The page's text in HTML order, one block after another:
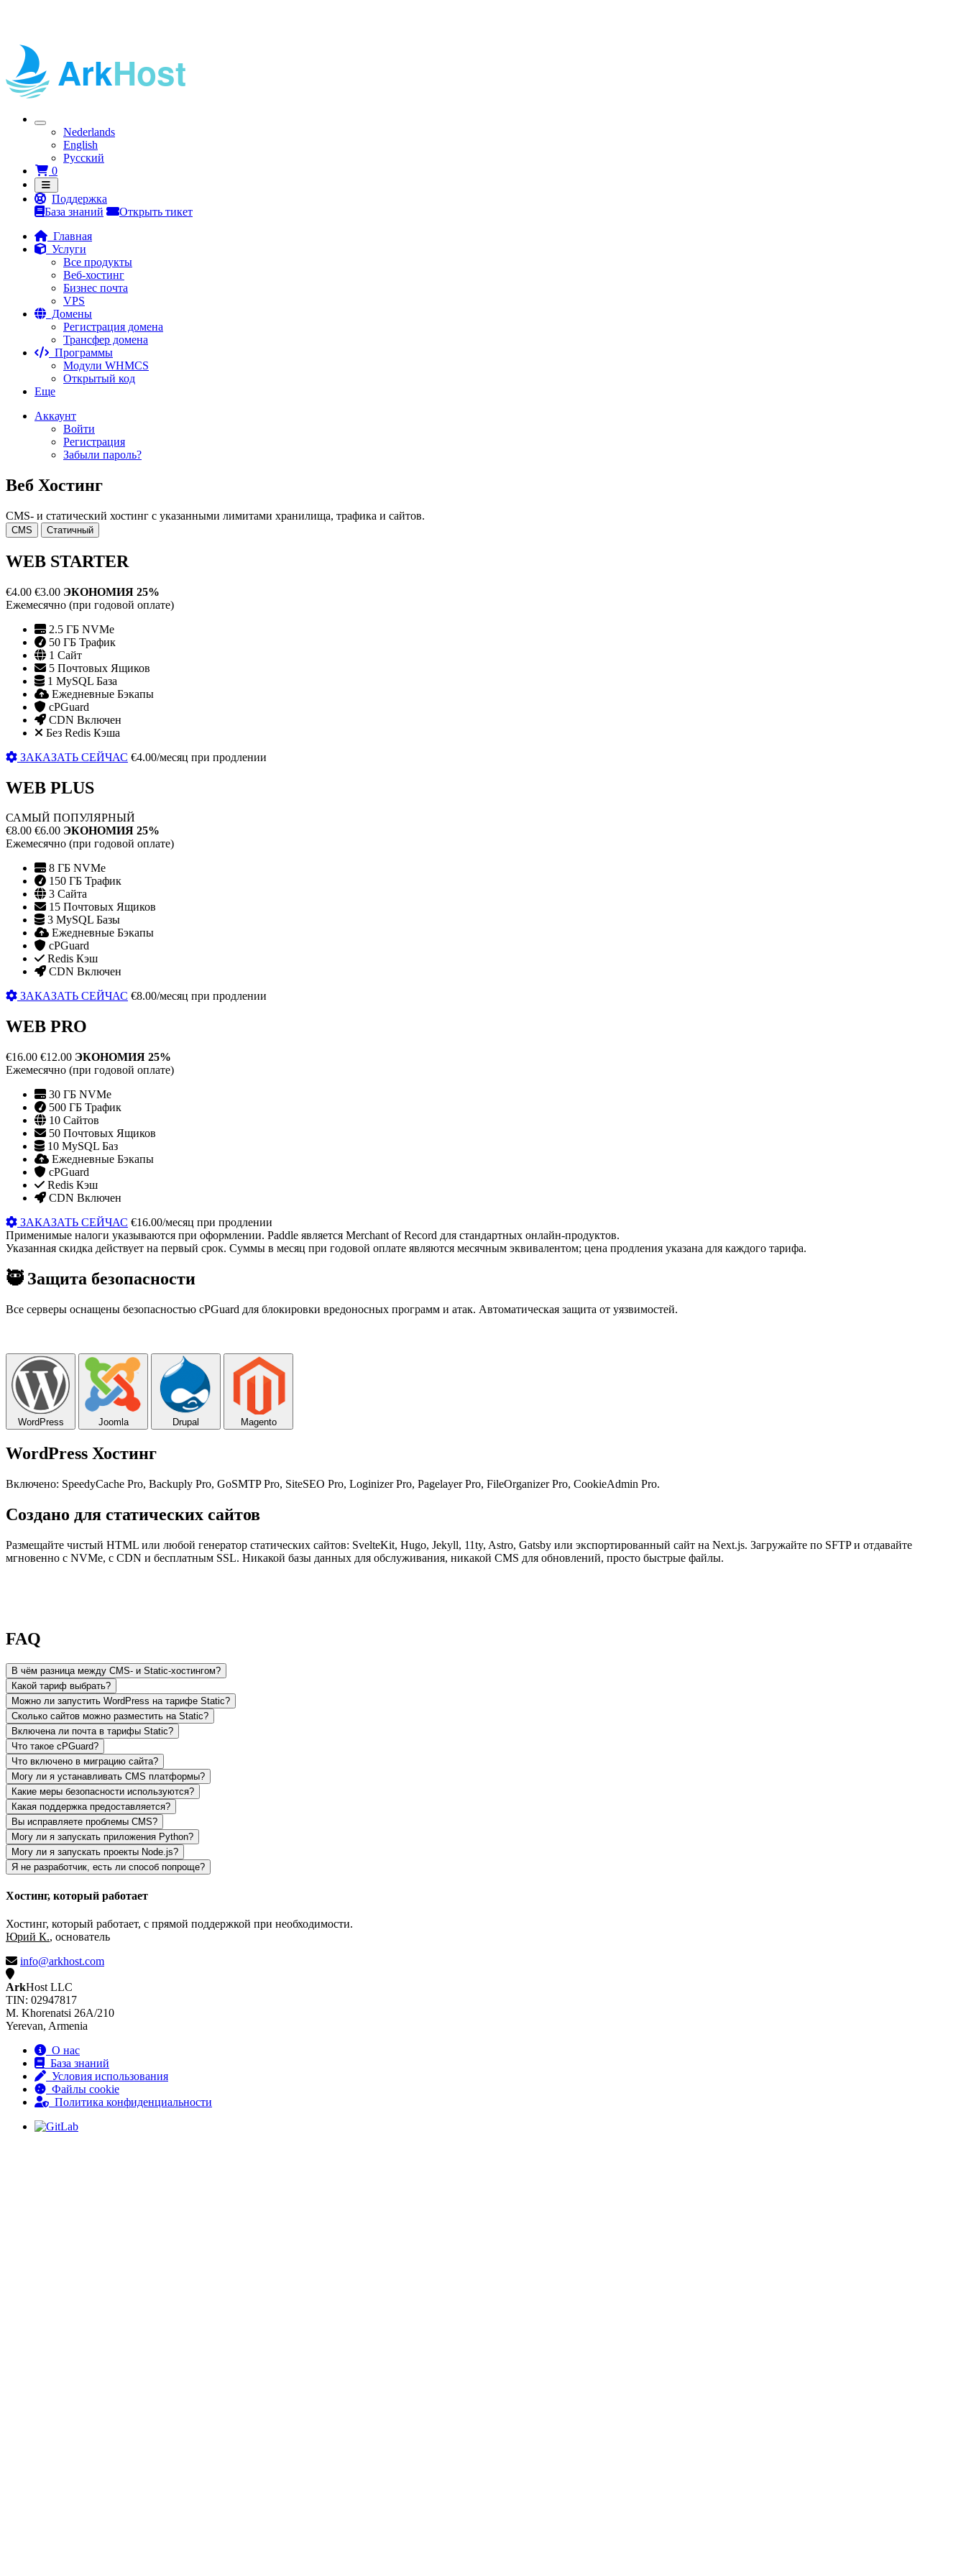
Nederlands
English
Русский
0Корзина
Поддержка
База знаний
Открыть тикет
Главная
Услуги
Все продукты
Веб-хостинг
Бизнес почта
VPS
Домены
Регистрация домена
Трансфер домена
Программы
Модули WHMCS
Открытый код
Еще
Аккаунт
Войти
Регистрация
Забыли пароль?
Веб Хостинг
CMS- и статический хостинг с указанными лимитами хранилища, трафика и сайтов.
CMS Статичный
WEB STARTER
€4.00 €3.00 ЭКОНОМИЯ 25%
Ежемесячно (при годовой оплате)
2.5 ГБ NVMe
50 ГБ Трафик
1 Сайт
5 Почтовых Ящиков
1 MySQL База
Ежедневные Бэкапы
cPGuard
CDN Включен
Без Redis Кэша
ЗАКАЗАТЬ СЕЙЧАС €4.00/месяц при продлении
WEB PLUS
САМЫЙ ПОПУЛЯРНЫЙ
€8.00 €6.00 ЭКОНОМИЯ 25%
Ежемесячно (при годовой оплате)
8 ГБ NVMe
150 ГБ Трафик
3 Сайта
15 Почтовых Ящиков
3 MySQL Базы
Ежедневные Бэкапы
cPGuard
Redis Кэш
CDN Включен
ЗАКАЗАТЬ СЕЙЧАС €8.00/месяц при продлении
WEB PRO
€16.00 €12.00 ЭКОНОМИЯ 25%
Ежемесячно (при годовой оплате)
30 ГБ NVMe
500 ГБ Трафик
10 Сайтов
50 Почтовых Ящиков
10 MySQL Баз
Ежедневные Бэкапы
cPGuard
Redis Кэш
CDN Включен
ЗАКАЗАТЬ СЕЙЧАС €16.00/месяц при продлении
Применимые налоги указываются при оформлении. Paddle является Merchant of Record для стандартных онлайн-продуктов.
Указанная скидка действует на первый срок. Суммы в месяц при годовой оплате являются месячным эквивалентом; цена продления указана для каждого тарифа.
🥷Защита безопасности
Все серверы оснащены безопасностью cPGuard для блокировки вредоносных программ и атак. Автоматическая защита от уязвимостей.
WordPress Joomla Drupal Magento
WordPress Хостинг
Включено: SpeedyCache Pro, Backuply Pro, GoSMTP Pro, SiteSEO Pro, Loginizer Pro, Pagelayer Pro, FileOrganizer Pro, CookieAdmin Pro.
Создано для статических сайтов
Размещайте чистый HTML или любой генератор статических сайтов: SvelteKit, Hugo, Jekyll, 11ty, Astro, Gatsby или экспортированный сайт на Next.js. Загружайте по SFTP и отдавайте
мгновенно с NVMe, с CDN и бесплатным SSL. Никакой базы данных для обслуживания, никакой CMS для обновлений, просто быстрые файлы.
FAQ
В чём разница между CMS- и Static-хостингом?
Какой тариф выбрать?
Можно ли запустить WordPress на тарифе Static?
Сколько сайтов можно разместить на Static?
Включена ли почта в тарифы Static?
Что такое cPGuard?
Что включено в миграцию сайта?
Могу ли я устанавливать CMS платформы?
Какие меры безопасности используются?
Какая поддержка предоставляется?
Вы исправляете проблемы CMS?
Могу ли я запускать приложения Python?
Могу ли я запускать проекты Node.js?
Я не разработчик, есть ли способ попроще?
Хостинг, который работает
Хостинг, который работает, с прямой поддержкой при необходимости.
Юрий К., основатель
info@arkhost.com
ArkHost LLC
TIN: 02947817
M. Khorenatsi 26A/210
Yerevan, Armenia
О нас
База знаний
Условия использования
Файлы cookie
Политика конфиденциальности